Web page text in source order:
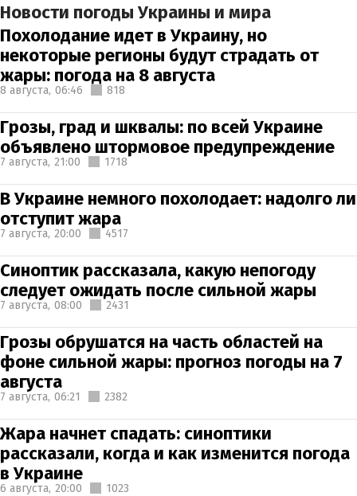
Новости погоды Украины и мира
Похолодание идет в Украину, но
некоторые регионы будут страдать от
жары: погода на 8 августа
8 августа, 06:46 818
Грозы, град и шквалы: по всей Украине
объявлено штормовое предупреждение
7 августа, 21:00 1718
В Украине немного похолодает: надолго ли
отступит жара
7 августа, 20:00 4517
Синоптик рассказала, какую непогоду
следует ожидать после сильной жары
7 августа, 08:00 2431
Грозы обрушатся на часть областей на
фоне сильной жары: прогноз погоды на 7
августа
7 августа, 06:21 2382
Жара начнет спадать: синоптики
рассказали, когда и как изменится погода
в Украине
6 августа, 20:00 1023